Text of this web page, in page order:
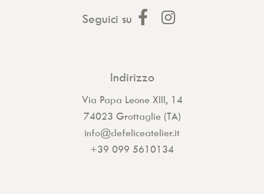
Seguici su
Indirizzo
Via Papa Leone XIII, 14
74023 Grottaglie (TA)
info@defeliceatelier.it
+39 099 5610134